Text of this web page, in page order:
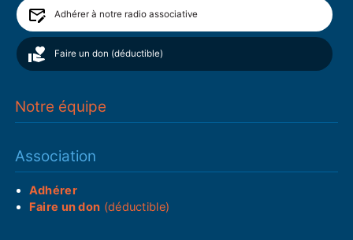
Adhérer à notre radio associative
Faire un don (déductible)
Notre équipe
Association
Adhérer
Faire un don (déductible)